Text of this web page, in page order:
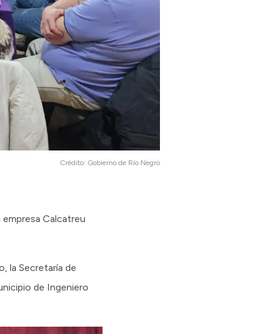
Crédito: Gobierno de Río Negro
Calcatreu
la Secretaría de
de Ingeniero